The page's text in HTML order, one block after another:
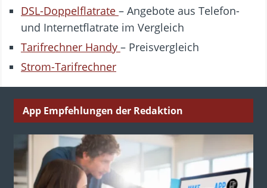
DSL-Doppelflatrate – Angebote aus Telefon-
und Internetflatrate im Vergleich
Tarifrechner Handy – Preisvergleich
Strom-Tarifrechner
App Empfehlungen der Redaktion